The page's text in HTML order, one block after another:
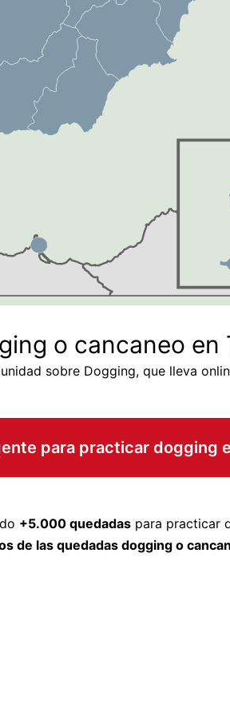
o cancaneo en
sobre Dogging, que lleva
para practicar dogging
+5.000 quedadas para practicar
de las quedadas dogging o